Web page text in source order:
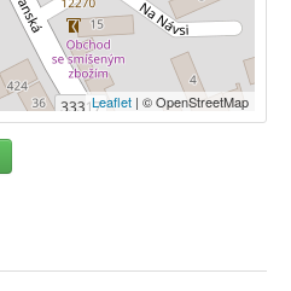
Leaflet | © OpenStreetMap